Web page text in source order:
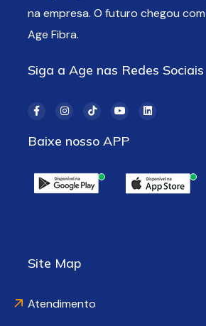
na empresa. O futuro chegou
Age Fibra.
Siga a Age nas Redes Sociais
Baixe nosso APP
Site Map
Atendimento